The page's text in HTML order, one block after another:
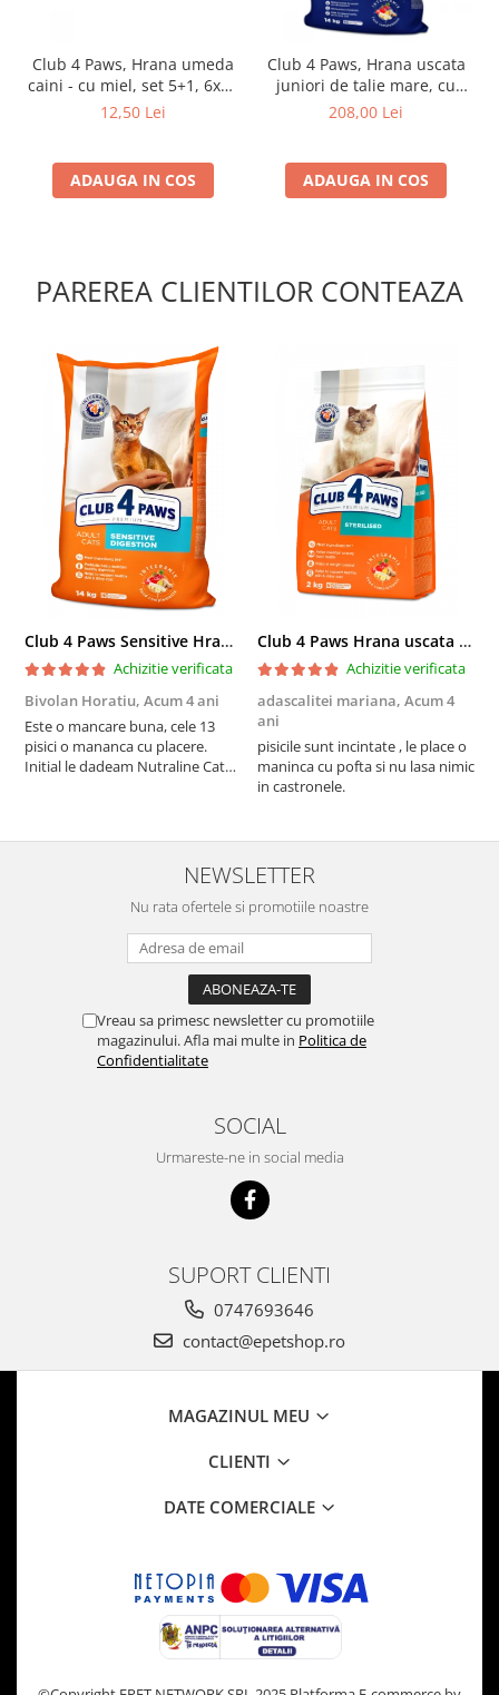
Club 4 Paws, Hrana umeda
caini - cu miel, set 5+1, 6x80
g
12,50 Lei
ADAUGA IN COS
Club 4 Paws, Hrana uscata
juniori de talie mare, cu
pui, 14kg
208,00 Lei
ADAUGA IN COS
PAREREA CLIENTILOR CONTEAZA
Club 4 Paws Sensitive Hrana uscata pisici adulte, 14kg
Achizitie verificata
Bivolan Horatiu, Acum 4 ani
Este o mancare buna, cele 13
pisici o mananca cu placere.
Initial le dadeam Nutraline Cat
nu o mananca cu placere. Eu
sunt multumit si voi continua cu
Club 4 Paws Hrana uscata pisici sterilizate, 2kg
Achizitie verificata
adascalitei mariana, Acum 4
ani
pisicile sunt incintate , le place o
maninca cu pofta si nu lasa nimic
in castronele.
NEWSLETTER
Nu rata ofertele si promotiile noastre
Vreau sa primesc newsletter cu promotiile
magazinului. Afla mai multe in Politica de
Confidentialitate
SOCIAL
Urmareste-ne in social media
SUPORT CLIENTI
0747693646
contact@epetshop.ro
MAGAZINUL MEU
CLIENTI
DATE COMERCIALE